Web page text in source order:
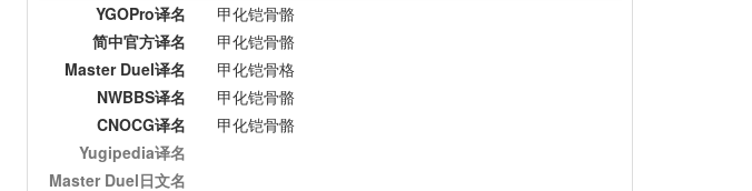
YGOPro译名
甲化铠骨骼
简中官方译名
甲化铠骨骼
Master Duel译名
甲化铠骨格
NWBBS译名
甲化铠骨骼
CNOCG译名
甲化铠骨骼
Yugipedia译名
Master Duel日文名